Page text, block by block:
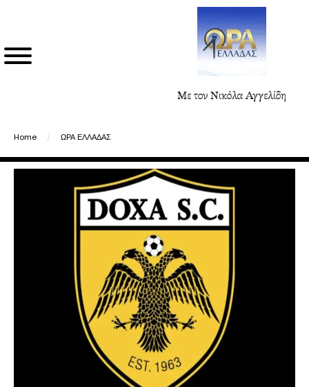
Με τον Νικόλα Αγγελίδη
Home / ΩΡΑ ΕΛΛΑΔΑΣ